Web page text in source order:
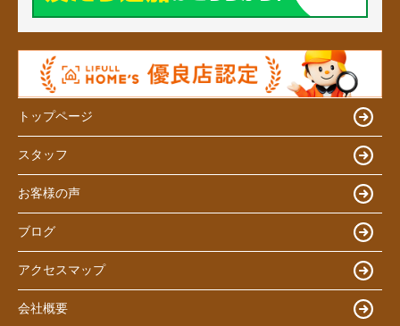
トップページ
スタッフ
お客様の声
ブログ
アクセスマップ
会社概要